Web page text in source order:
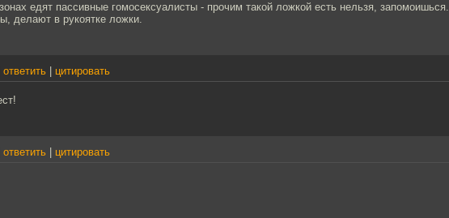
едят пассивные гомосексуалисты - прочим такой ложкой есть нельзя, запомоишься.
делают в рукоятке ложки.
ответить цитировать
ответить цитировать